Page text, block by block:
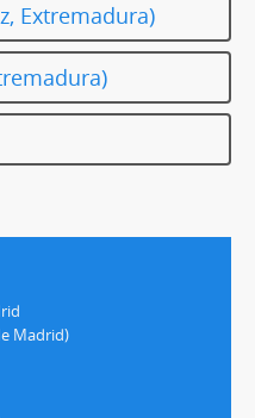
Extremadura)
Madrid)